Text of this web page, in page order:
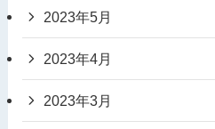
2023年5月
2023年4月
2023年3月